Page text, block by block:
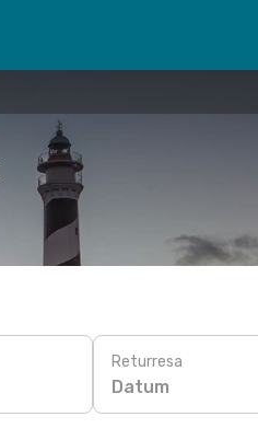
Returresa
Datum